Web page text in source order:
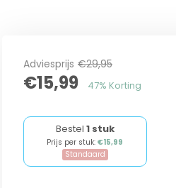
Adviesprijs €29,95
€15,99 47% Korting
Bestel 1 stuk
Prijs per stuk:€15,99
Standaard